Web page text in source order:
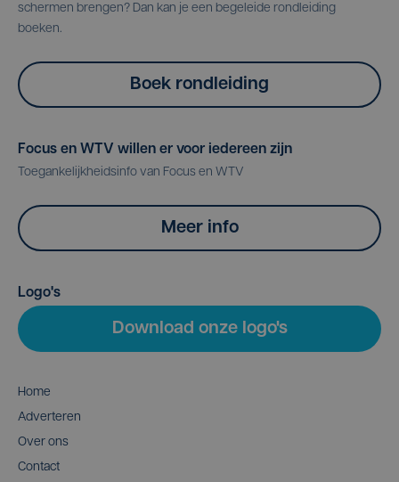
schermen brengen? Dan kan je een begeleide rondleiding
boeken.
Boek rondleiding
Focus en WTV willen er voor iedereen zijn
Toegankelijkheidsinfo van Focus en WTV
Meer info
Logo's
Download onze logo's
Home
Adverteren
Over ons
Contact